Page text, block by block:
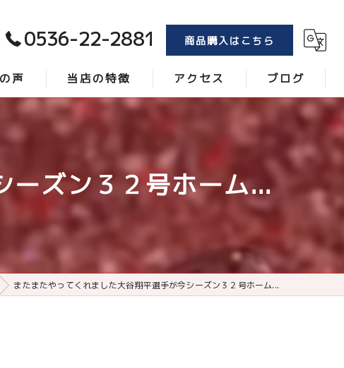
0536-22-2881 商品購入はこちら
声 当店の特徴
トンボ
ブラシ
レーキ
アクセス ブログ
ーズン３２号ホーム...
またまたやってくれました大谷翔平選手が今シーズン３２号ホーム...